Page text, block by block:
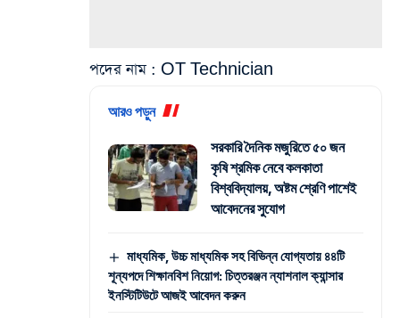
পদের নাম: OT Technician
আরও পড়ুন
সরকারি দৈনিক মজুরিতে ৫০ জন
কৃষি শ্রমিক নেবে কলকাতা
বিশ্ববিদ্যালয়, অষ্টম শ্রেণি পাশেই
আবেদনের সুযোগ
মাধ্যমিক, উচ্চ মাধ্যমিক সহ বিভিন্ন যোগ্যতায় ৪৪টি
শূন্যপদে শিক্ষানবিশ নিয়োগ: চিত্তরঞ্জন ন্যাশনাল ক্যান্সার
ইনস্টিটিউটে আজই আবেদন করুন